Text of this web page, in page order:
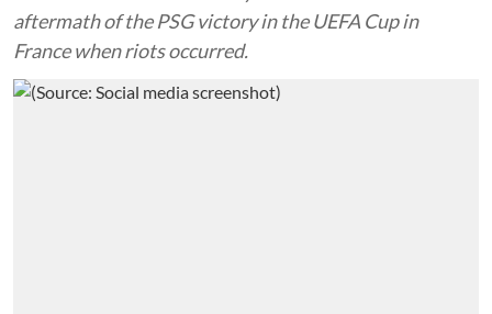
aftermath of the PSG victory in the UEFA Cup in
France when riots occurred.